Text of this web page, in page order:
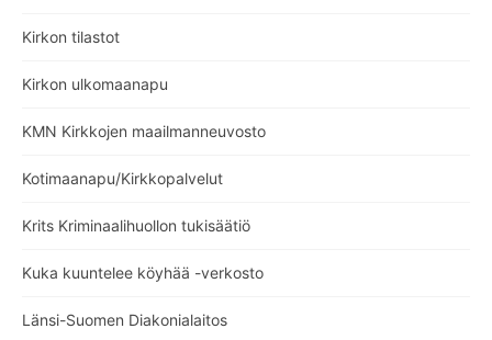
Kirkon tilastot
Kirkon ulkomaanapu
KMN Kirkkojen maailmanneuvosto
Kotimaanapu/Kirkkopalvelut
Krits Kriminaalihuollon tukisäätiö
Kuka kuuntelee köyhää -verkosto
Länsi-Suomen Diakonialaitos